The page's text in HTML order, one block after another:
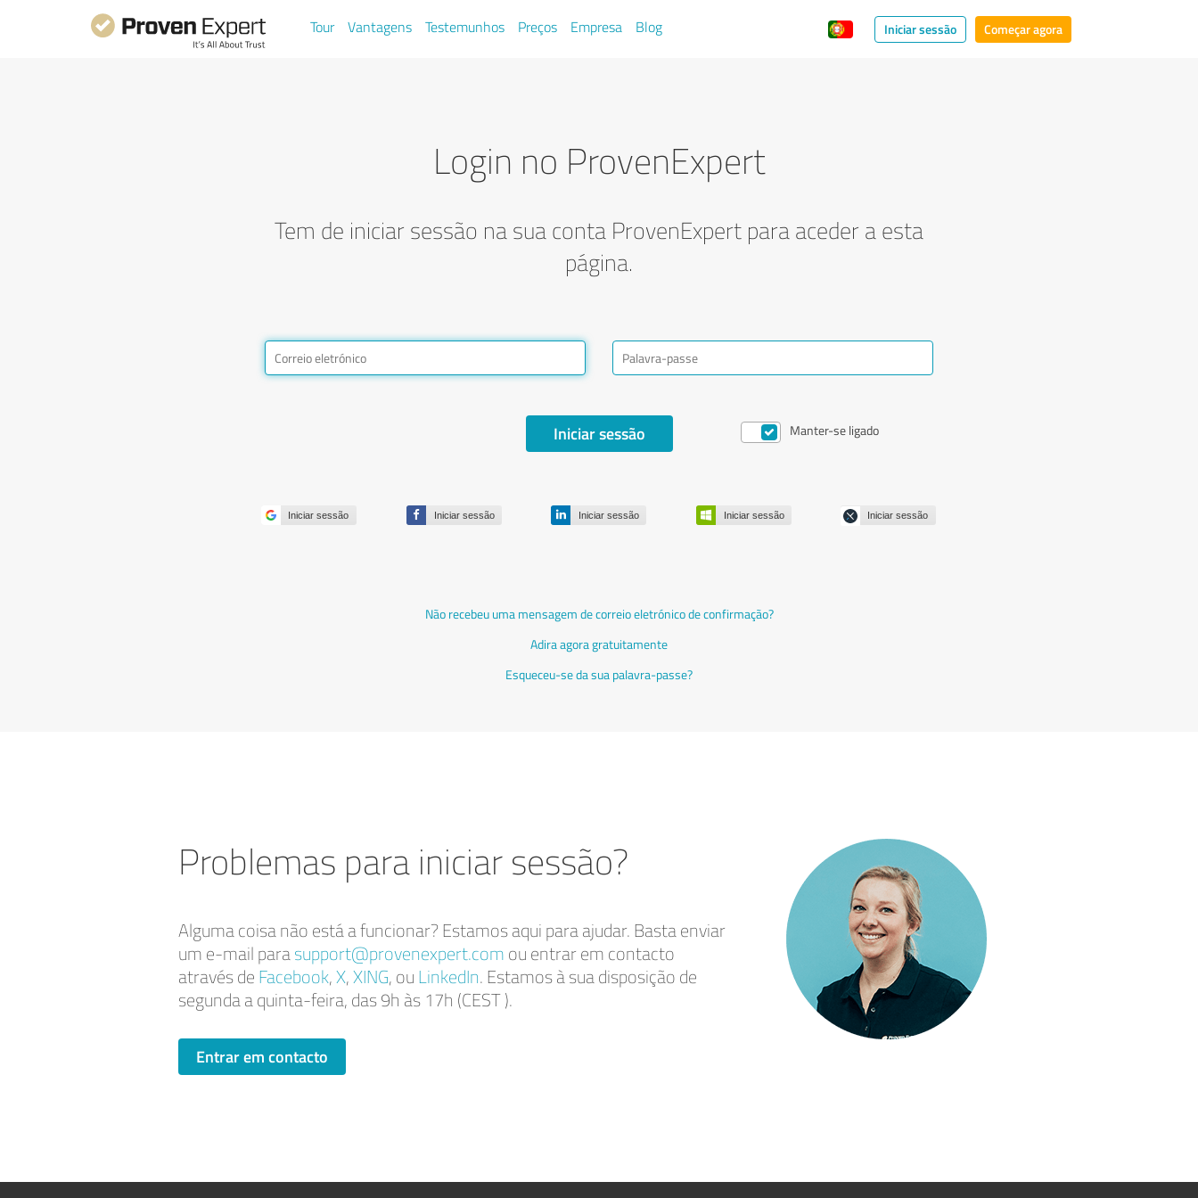
Tour Vantagens Testemunhos Preços Empresa Blog Iniciar sessão Começar agora
Login no ProvenExpert
Tem de iniciar sessão na sua conta ProvenExpert para aceder a esta
página.
Iniciar sessão Manter-se ligado
Iniciar sessão Iniciar sessão Iniciar sessão Iniciar sessão Iniciar sessão
Não recebeu uma mensagem de correio eletrónico de confirmação?
Adira agora gratuitamente
Esqueceu-se da sua palavra-passe?
Problemas para iniciar sessão?
Alguma coisa não está a funcionar? Estamos aqui para ajudar. Basta enviar
um e-mail parasupport@provenexpert.com ou entrar em contacto
através de Facebook,X,XING, ou LinkedIn. Estamos à sua disposição de
segunda a quinta-feira, das 9h às 17h (CEST ).
Entrar em contacto